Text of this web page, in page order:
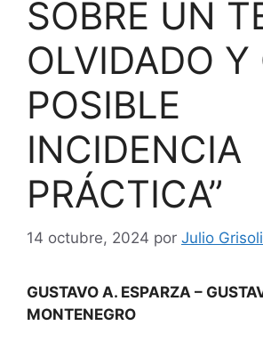
SOBRE UN
OLVIDADO Y
POSIBLE
INCIDENCIA
PRÁCTICA”
14 octubre, 2024 por Julio
GUSTAVO A. ESPARZA –
MONTENEGRO